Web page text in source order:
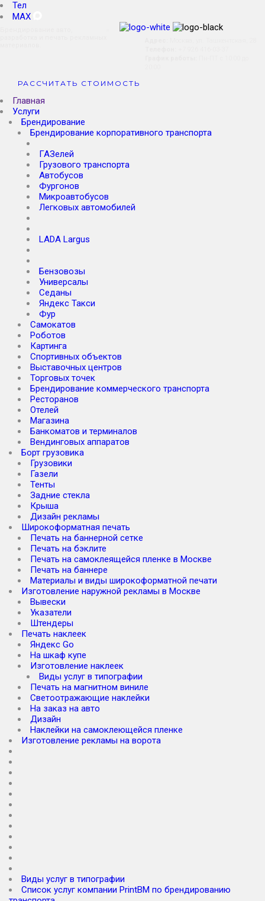
Тел
MAX
РАССЧИТАТЬ СТОИМОСТЬ
Главная
Услуги
Брендирование
Брендирование корпоративного транспорта
Бензовозов
ГАЗелей
Грузового транспорта
Автобусов
Фургонов
Микроавтобусов
Легковых автомобилей
Коммерческого транспорта
LADA Largus
Универсала
Бензовозы
Универсалы
Седаны
Яндекс Такси
Фур
Самокатов
Роботов
Картинга
Спортивных объектов
Выставочных центров
Торговых точек
Брендирование коммерческого транспорта
Ресторанов
Отелей
Магазина
Банкоматов и терминалов
Вендинговых аппаратов
Борт грузовика
Грузовики
Газели
Тенты
Задние стекла
Крыша
Дизайн рекламы
Широкоформатная печать
Печать на баннерной сетке
Печать на бэклите
Печать на самоклеящейся пленке в Москве
Печать на баннере
Материалы и виды широкоформатной печати
Изготовление наружной рекламы в Москве
Вывески
Указатели
Штендеры
Печать наклеек
Яндекс Go
На шкаф купе
Изготовление наклеек
Виды услуг в типографии
Печать на магнитном виниле
Светоотражающие наклейки
На заказ на авто
Дизайн
Наклейки на самоклеющейся пленке
Изготовление рекламы на ворота
Оклейка автомобиля
Виды услуг в типографии
Список услуг компании PrintBM по брендированию